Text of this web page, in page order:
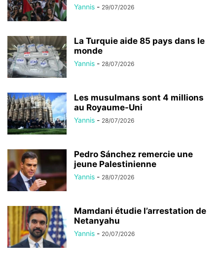
Yannis - 29/07/2026
La Turquie aide 85 pays dans le
monde
Yannis - 28/07/2026
Les musulmans sont 4 millions
au Royaume-Uni
Yannis - 28/07/2026
Pedro Sánchez remercie une
jeune Palestinienne
Yannis - 28/07/2026
Mamdani étudie l’arrestation de
Netanyahu
Yannis - 20/07/2026